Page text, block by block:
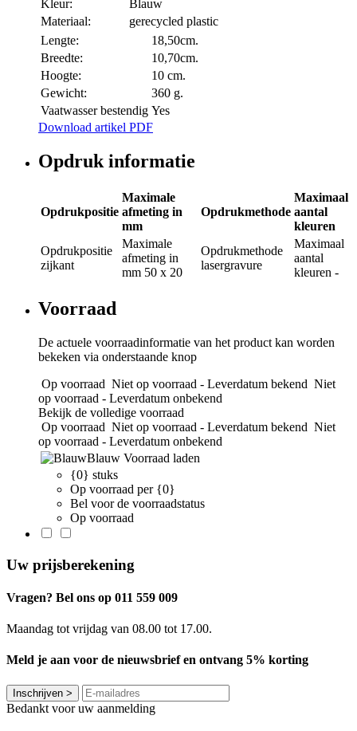
Kleur:
Blauw
Materiaal:
gerecycled plastic
Lengte:
18,50cm.
Breedte:
10,70cm.
Hoogte:
10 cm.
Gewicht:
360 g.
Vaatwasser bestendig Yes
Download artikel PDF
Opdruk informatie
Opdrukpositie
Maximale
afmeting in
mm
Opdrukmethode
Maximaal
aantal
kleuren
Opdrukpositie
zijkant
Maximale
afmeting in
mm 50 x 20
Opdrukmethode
lasergravure
Maximaal
aantal
kleuren -
Voorraad
De actuele voorraadinformatie van het product kan worden
bekeken via onderstaande knop
Op voorraad Niet op voorraad - Leverdatum bekend Niet
op voorraad - Leverdatum onbekend
Bekijk de volledige voorraad
Op voorraad Niet op voorraad - Leverdatum bekend Niet
op voorraad - Leverdatum onbekend
Blauw Voorraad laden
{0} stuks
Op voorraad per {0}
Bel voor de voorraadstatus
Op voorraad
Uw prijsberekening
Vragen? Bel ons op 011 559 009
Maandag tot vrijdag van 08.00 tot 17.00.
Meld je aan voor de nieuwsbrief en ontvang 5% korting
Inschrijven >
Bedankt voor uw aanmelding